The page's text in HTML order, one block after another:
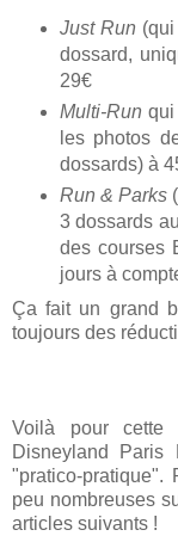
Just Run
dossard,
29€
Multi-Run qui
les photos
dossards) à
Run & Parks
3 dossards
des courses
jours à
Ça fait un grand
toujours des
Voilà pour cette
Disneyland
"pratico-
peu nombreuses
articles suivants !